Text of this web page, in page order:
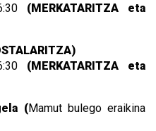
(MERKATARITZA eta
(MERKATARITZA eta
(Mamut bulego eraikina